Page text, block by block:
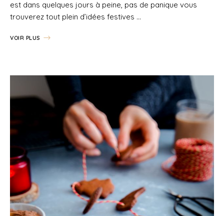
est dans quelques jours à peine, pas de panique vous
trouverez tout plein d’idées festives …
VOIR PLUS